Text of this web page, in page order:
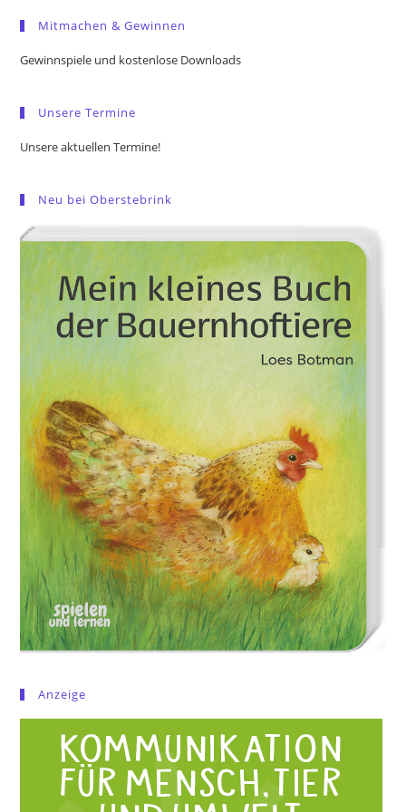
Mitmachen & Gewinnen
Gewinnspiele und kostenlose Downloads
Unsere Termine
Unsere aktuellen Termine!
Neu bei Oberstebrink
Anzeige